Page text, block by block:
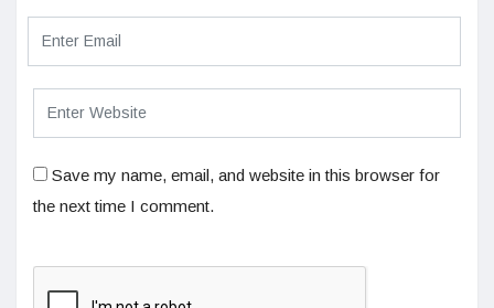
Save my name, email, and website in this browser for
the next time I comment.